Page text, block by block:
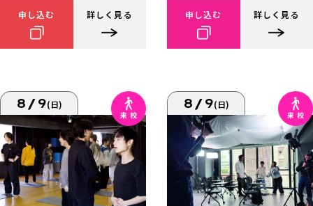
申し込む 詳しく見る 申し込む 詳しく見る
8/9(日) 8/9(日)